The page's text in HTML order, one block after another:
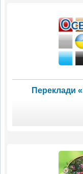
Переклади